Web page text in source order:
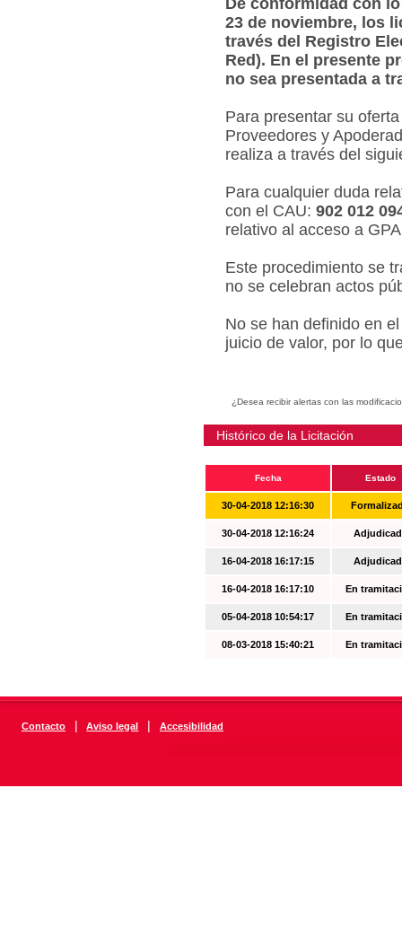
De conformidad con
23 de noviembre, los
través del Registro
Red). En el presente
no sea presentada a
Para presentar su
Proveedores y
realiza a través del
Para cualquier duda
con el CAU: 902 012
relativo al acceso a
Este procedimiento se
no se celebran actos
No se han definido en
juicio de valor, por lo
¿Desea recibir alertas con las
Histórico de la Licitación
Fecha Estado
30-04-2018 12:16:30
30-04-2018 12:16:24
16-04-2018 16:17:15
16-04-2018 16:17:10 En
05-04-2018 10:54:17 En
08-03-2018 15:40:21 En
Contacto | Aviso legal | Accesibilidad